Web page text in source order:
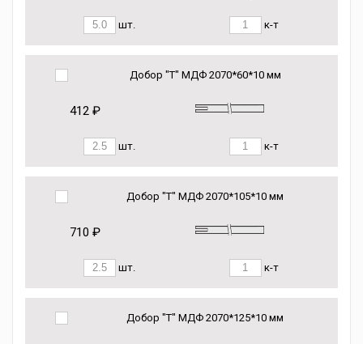
шт. к-т
Добор "Т" МДФ 2070*60*10 мм
412 ₽
шт. к-т
Добор "Т" МДФ 2070*105*10 мм
710 ₽
шт. к-т
Добор "Т" МДФ 2070*125*10 мм